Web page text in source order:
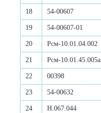
18 54-00607
19 54-00607-01
20 Рсм-10.01.04.002
21 Рсм-10.01.45.005а
22 00398
23 54-00632
24 Н.067.044